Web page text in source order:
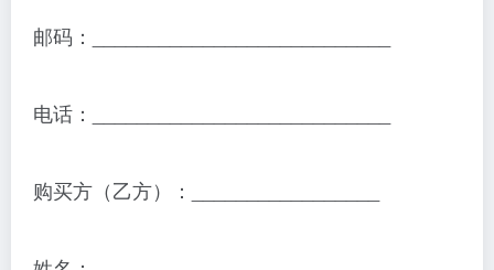
邮码：___________________________
电话：___________________________
购买方（乙方）：_________________